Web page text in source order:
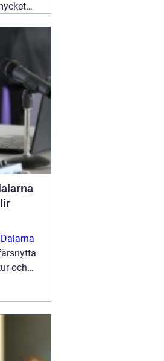
inte
och
30 juni
och